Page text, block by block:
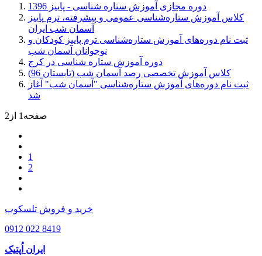
دوره مجازی آموزش ستاره شناسی - پاییز 1396
کلاس آموزش ستاره‌شناسی عمومی و پیشرفته، ترم پاییز
آسمان شب ایران
ثبت نام دوره‌های آموزش ستاره‌شناسی ترم پاییز کودکان و
نوجوانان آسمان شب
دوره آموزش ستاره شناسی در کرج
کلاس آموزش تخصصی رصد آسمان شب (تابستان 96)
ثبت نام دوره‌های آموزش ستاره‌شناسی "آسمان شب" آغاز
شد
صفحه1 از2
1
2
خرید و فروش تلسکوپ
0912 022 8419
ایران اُپتیک